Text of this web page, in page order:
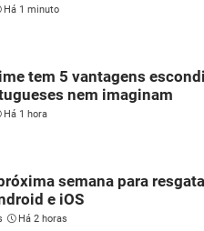
Há 1 minuto
tem 5 vantagens
nem imaginam
Há 1 hora
semana para
e iOS
Há 2 horas